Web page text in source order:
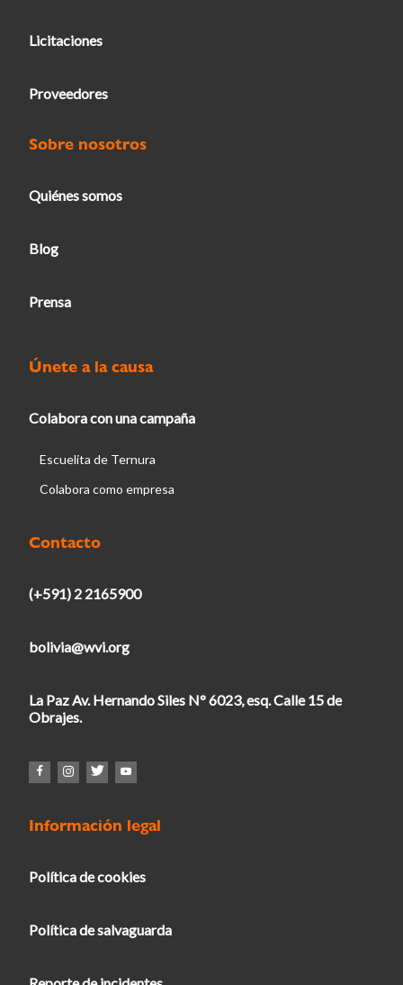
Licitaciones
Proveedores
Sobre nosotros
Quiénes somos
Blog
Prensa
Únete a la causa
Colabora con una campaña
Escuelita de Ternura
Colabora como empresa
Contacto
(+591) 2 2165900
bolivia@wvi.org
La Paz Av. Hernando Siles N° 6023, esq. Calle 15 de
Obrajes.
Información legal
Política de cookies
Política de salvaguarda